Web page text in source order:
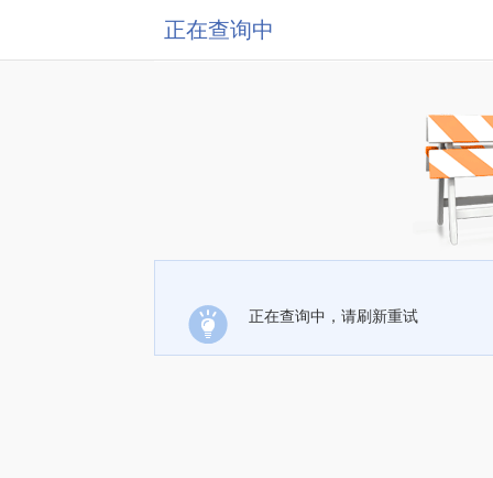
正在查询中
正在查询中，请刷新重试